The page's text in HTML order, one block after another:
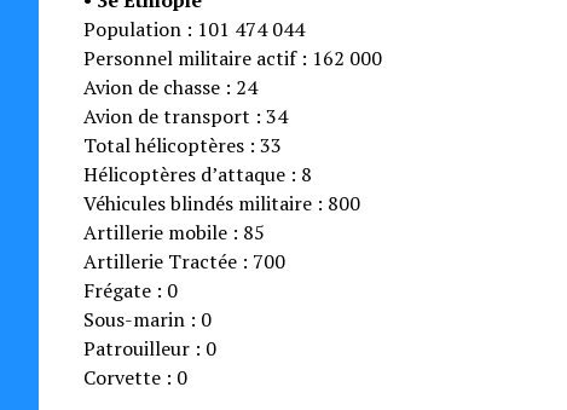
Population : 101 474 044
Personnel militaire actif : 162 000
Avion de chasse : 24
Avion de transport : 34
Total hélicoptères : 33
Hélicoptères d’attaque : 8
Véhicules blindés militaire : 800
Artillerie mobile : 85
Artillerie Tractée : 700
Frégate : 0
Sous-marin : 0
Patrouilleur : 0
Corvette : 0